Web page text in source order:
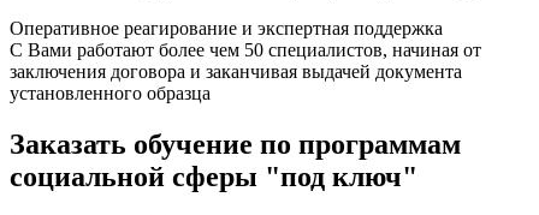
Оперативное реагирование и экспертная поддержка
С Вами работают более чем 50 специалистов, начиная от
заключения договора и заканчивая выдачей документа
установленного образца
Заказать обучение по программам
социальной сферы "под ключ"